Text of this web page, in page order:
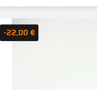
-22,00 €